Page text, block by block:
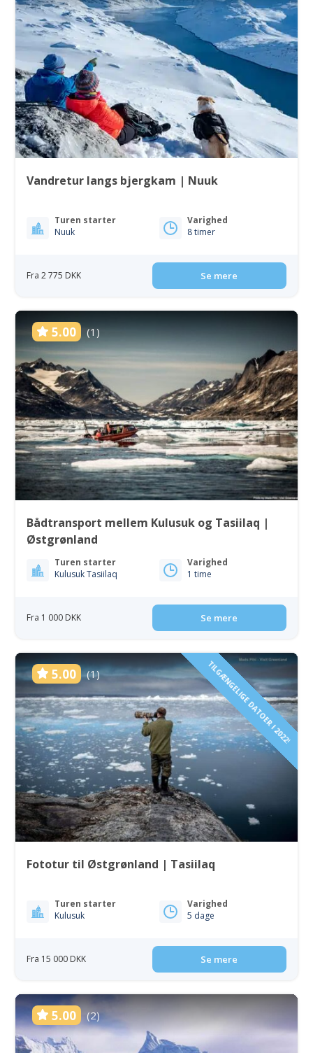
Vandretur langs bjergkam | Nuuk
Turen starter
Nuuk
Varighed
8 timer
Fra 2 775 DKK Se mere
5.00 (1)
Bådtransport mellem Kulusuk og Tasiilaq |
Østgrønland
Turen starter
Kulusuk Tasiilaq
Varighed
1 time
Fra 1 000 DKK Se mere
5.00 (1) TILGÆNGELIGE DATOER I 2022!
Fototur til Østgrønland | Tasiilaq
Turen starter
Kulusuk
Varighed
5 dage
Fra 15 000 DKK Se mere
5.00 (2)